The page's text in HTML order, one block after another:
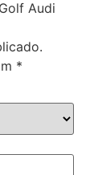
Audi
*